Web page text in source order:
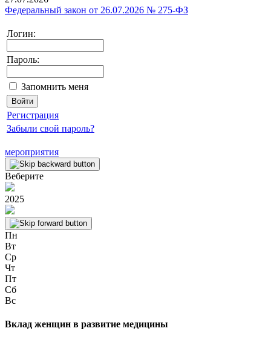
Федеральный закон от 26.07.2026 № 275-ФЗ
Логин:
Пароль:
Запомнить меня
Регистрация
Забыли свой пароль?
мероприятия
Веберите
2025
Пн
Вт
Ср
Чт
Пт
Сб
Вс
Вклад женщин в развитие медицины